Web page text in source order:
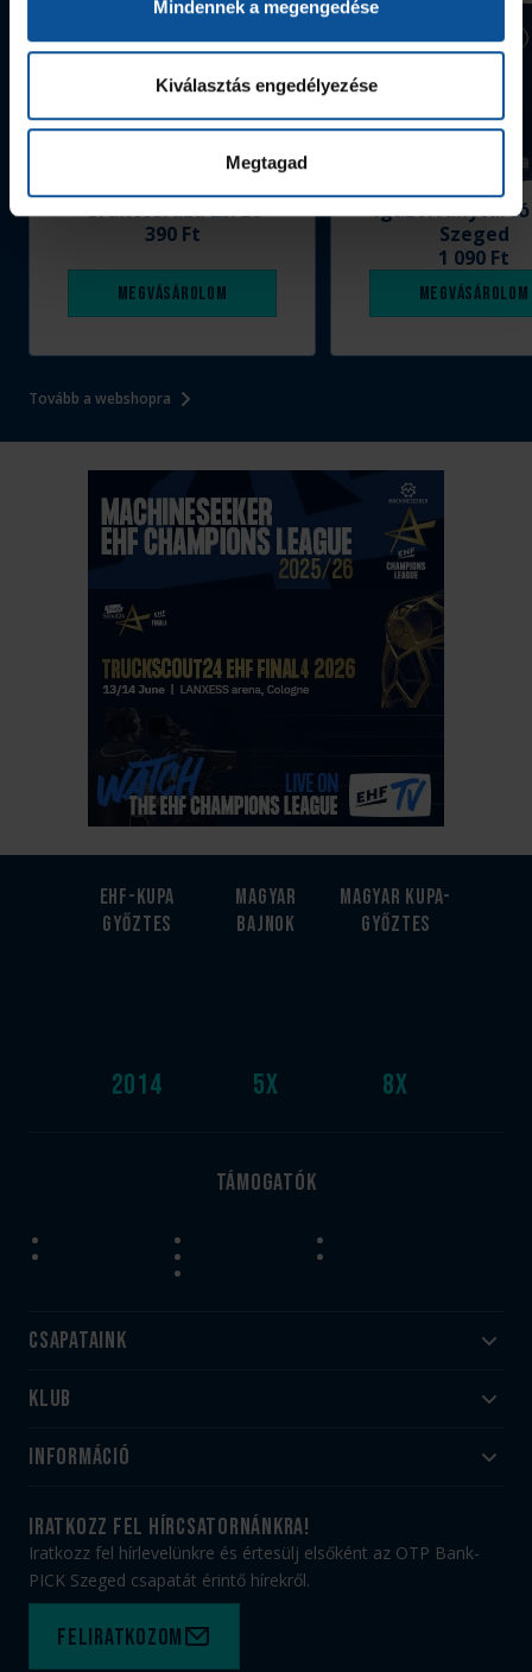
Mindennek a megengedése
Kiválasztás engedélyezése
Megtagad
Tovább a webshopra
Grafitceruza 25/26
390 Ft
Megvásárolom
Szeged
1 090 Ft
Megvásárolom
EHF-Kupa
győztes
2014
Magyar
bajnok
5x
Magyar kupa-
győztes
8x
Támogatók
Csapataink
Felnőtt
Utánpótlás
Klub
#HandballFamily
Munkatársaink
PICK Aréna
Sajtóakkreditáció
Információ
Jegy- és bérletvásárlás
Webshop
Felhasználási feltételek
iratkozz fel hírcsatornánkra!
Iratkozz fel hírlevelünkre és értesülj elsőként az OTP Bank-
PICK Szeged csapatát érintő hírekről.
Feliratkozom